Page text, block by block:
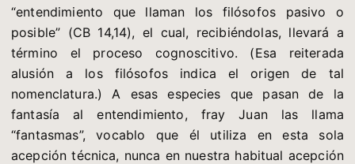
“entendimiento que llaman los filósofos pasivo o
posible” (CB 14,14), el cual, recibiéndolas, llevará a
término el proceso cognoscitivo. (Esa reiterada
alusión a los filósofos indica el origen de tal
nomenclatura.) A esas especies que pasan de la
fantasía al entendimiento, fray Juan las llama
“fantasmas”, vocablo que él utiliza en esta sola
acepción técnica, nunca en nuestra habitual acepción